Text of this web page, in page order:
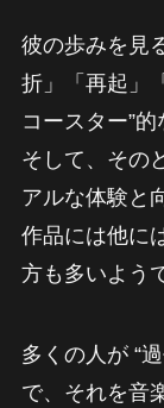
彼の歩みを見
折」「再起」
コースター”
そして、その
アルな体験と
作品には他に
方も多いよう
多くの人が “
で、それを音